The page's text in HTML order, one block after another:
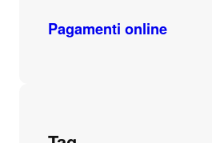
Pagamenti online